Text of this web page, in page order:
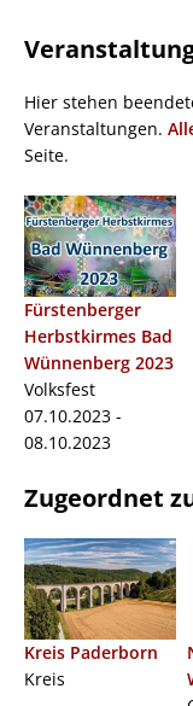
Hier stehen
Veranstaltungen.
Seite.
Fürstenberger
Herbstkirmes Bad
Wünnenberg 2023
Volksfest
07.10.2023 -
08.10.2023
Zugeordnet
Kreis Paderborn
Kreis